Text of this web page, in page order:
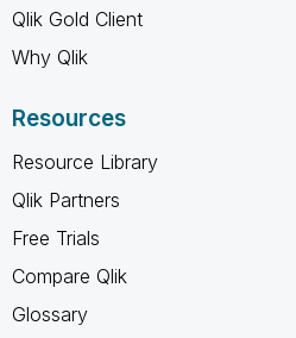
Qlik Gold Client
Why Qlik
Resources
Resource Library
Qlik Partners
Free Trials
Compare Qlik
Glossary